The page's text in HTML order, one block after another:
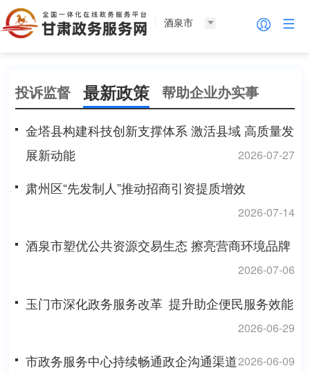
酒泉市
投诉监督 最新政策 帮助企业办实事
金塔县构建科技创新支撑体系 激活县域 高质量发
展新动能
2026-07-27
肃州区“先发制人”推动招商引资提质增效
2026-07-14
酒泉市塑优公共资源交易生态 擦亮营商环境品牌
2026-07-06
玉门市深化政务服务改革 提升助企便民服务效能
2026-06-29
市政务服务中心持续畅通政企沟通渠道2026-06-09